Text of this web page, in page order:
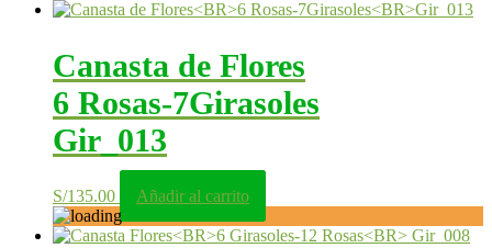
Canasta de Flores
6 Rosas-7Girasoles
Gir_013
S/135.00 Añadir al carrito